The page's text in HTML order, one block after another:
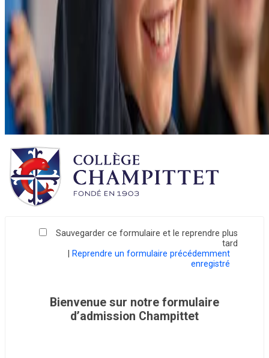
Sauvegarder ce formulaire et le reprendre plus
tard
Reprendre un formulaire précédemment
enregistré
Bienvenue sur notre formulaire
d’admission Champittet